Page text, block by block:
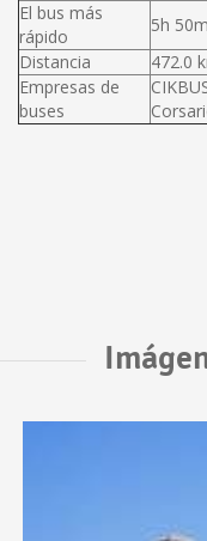
El bus más
rápido
5h 50m
Distancia
472.0
Empresas de
buses